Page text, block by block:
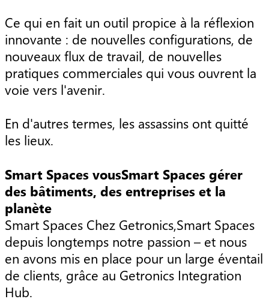
Ce qui en fait un outil propice à la réflexion
innovante : de nouvelles configurations, de
nouveaux flux de travail, de nouvelles
pratiques commerciales qui vous ouvrent la
voie vers l'avenir.
En d'autres termes, les assassins ont quitté
les lieux.
Smart Spaces vousSmart Spaces gérer
des bâtiments, des entreprises et la
planète
Smart Spaces Chez Getronics,Smart Spaces
depuis longtemps notre passion – et nous
en avons mis en place pour un large éventail
de clients, grâce au Getronics Integration
Hub.